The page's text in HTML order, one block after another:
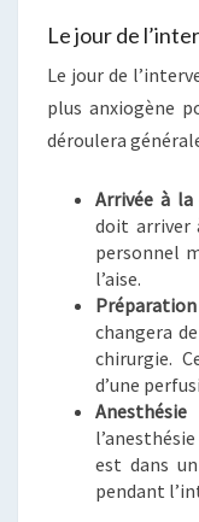
Le jour de
Le jour de
plus anxiogène
déroulera
Arrivée à
doit arriver
personnel
l’aise.
changera
chirurgie.
d’une
Anesthésie
est dans
pendant